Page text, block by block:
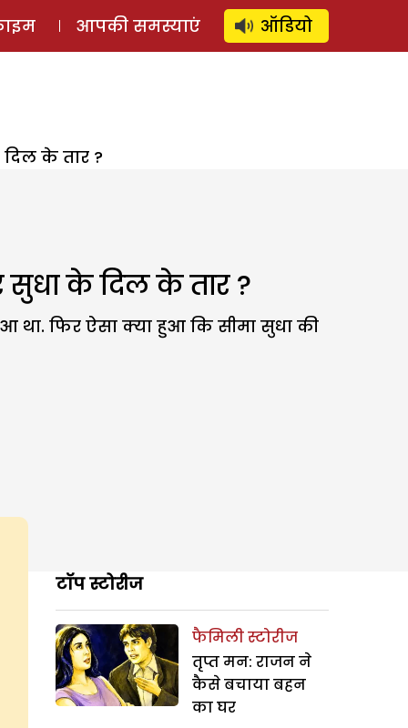
लॉग इन ⚲ SUBSCRIBE
आपकी समस्याएं ऑडियो
के तार ?
के दिल के तार ?
था. फिर ऐसा क्या हुआ कि सीमा सुधा की
टॉप स्टोरीज
फैमिली स्टोरीज
तृप्त मन: राजन ने
कैसे बचाया बहन
का घर